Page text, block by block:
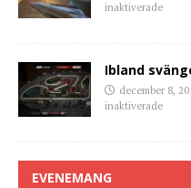
inaktiverade
Ibland
december 8,
inaktiverade
EVENEMANG